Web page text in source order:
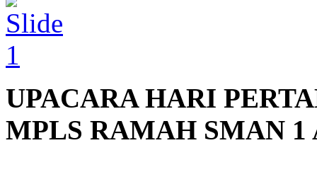
UPACARA HARI
MPLS RAMAH SMAN 1